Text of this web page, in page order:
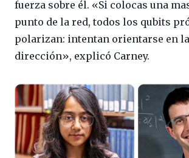
fuerza sobre él. «Si colocas una
punto de la red, todos los qubits
polarizan: intentan orientarse en
dirección», explicó Carney.